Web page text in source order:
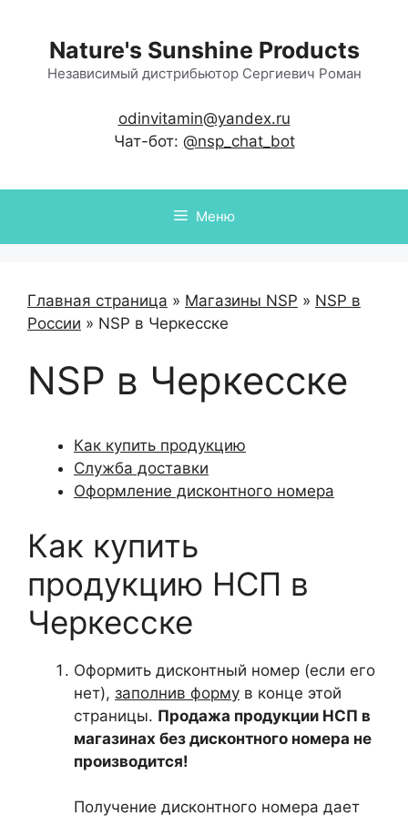
содержимому
Nature's Sunshine Products
Независимый дистрибьютор Сергиевич Роман
odinvitamin@yandex.ru
Чат-бот: @nsp_chat_bot
Меню
Главная страница » Магазины NSP » NSP в
России » NSP в Черкесске
NSP в Черкесске
Как купить продукцию
Служба доставки
Оформление дисконтного номера
Как купить
продукцию НСП в
Черкесске
Оформить дисконтный номер (если его
нет), заполнив форму в конце этой
страницы. Продажа продукции НСП в
магазинах без дисконтного номера не
производится!
Получение дисконтного номера дает